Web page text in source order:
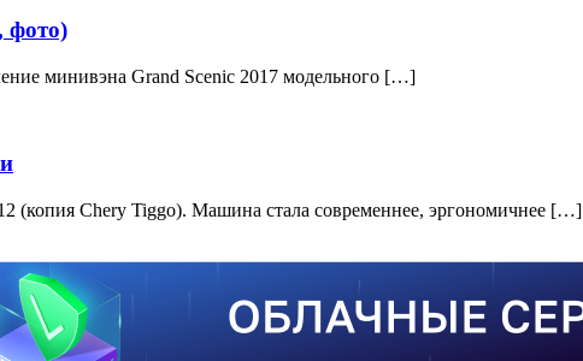
фото)
минивэна Grand Scenic 2017 модельного […]
(копия Chery Tiggo). Машина стала современнее, эргономичнее […]